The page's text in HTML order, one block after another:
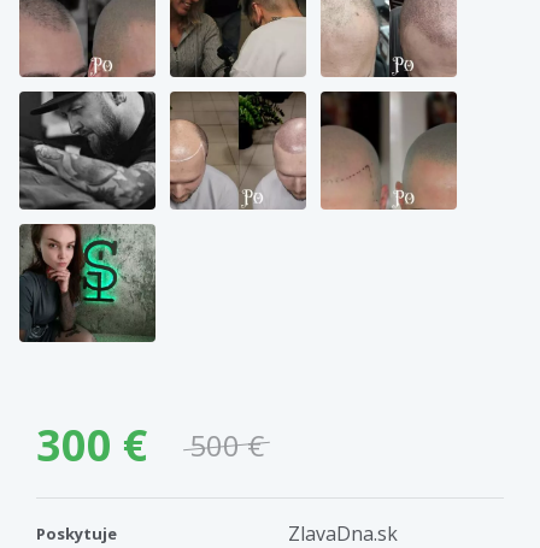
300 € 500 €
Poskytuje ZlavaDna.sk